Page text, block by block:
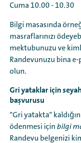
Cuma 10.00 - 10.30
Bilgi masasında
masraflarınızı
mektubunuzu ve
Randevunuzu bina
olun.
Gri yataklar için
başvurusu
"Gri yatakta"
ödenmesi için bilgi
Randevu belgenizi